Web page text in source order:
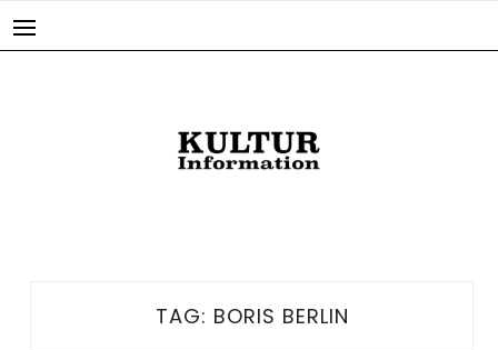
TAG: BORIS BERLIN